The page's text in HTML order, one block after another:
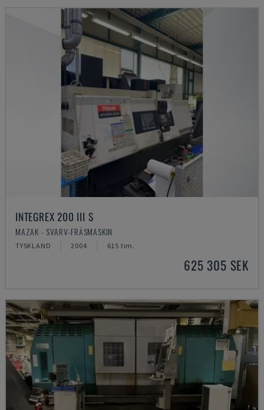
INTEGREX 200 III S
MAZAK - SVARV-FRÄSMASKIN
TYSKLAND 2004 615 tim.
625 305 SEK